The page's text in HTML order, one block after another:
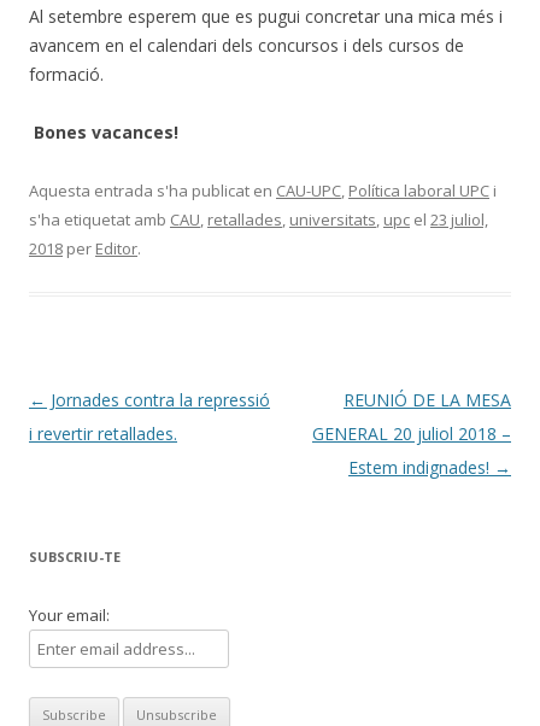
Al setembre esperem que es pugui concretar una mica més i
avancem en el calendari dels concursos i dels cursos de
formació.
Bones vacances!
Aquesta entrada s'ha publicat en CAU-UPC Política laboral UPC i
s'ha etiquetat amb CAU retallades universitats upc el 23 juliol,
2018 per Editor.
Navegació
per
← Jornades contra la repressió
i revertir retallades.
REUNIÓ DE LA MESA
GENERAL 20 juliol 2018 –
Estem indignades! →
SUBSCRIU-TE
Your email: